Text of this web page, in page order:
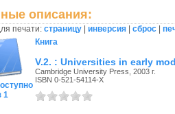
описания:
печати: страницу инверсия сброс
1
Книга
V.2. : Universities in early
Cambridge University Press, 2003 г.
ISBN 0-521-54114-X